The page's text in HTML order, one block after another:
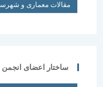
مقالات معماری و شهرسازی(167)
ساختار اعضای انجمن